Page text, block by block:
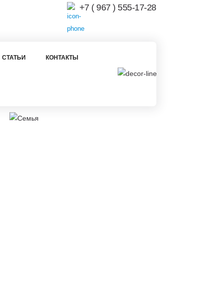
+7 ( 967 ) 555-17-28
СТАТЬИ КОНТАКТЫ